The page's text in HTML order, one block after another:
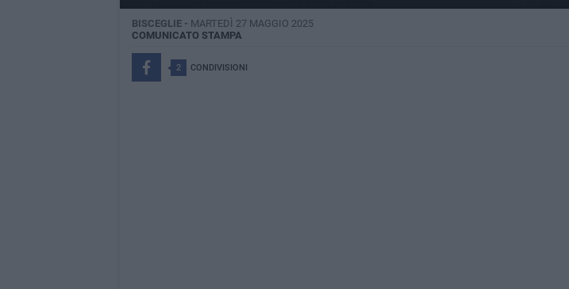
BISCEGLIE - MARTEDÌ 27 MAGGIO 2025
COMUNICATO STAMPA
2 CONDIVISIONI